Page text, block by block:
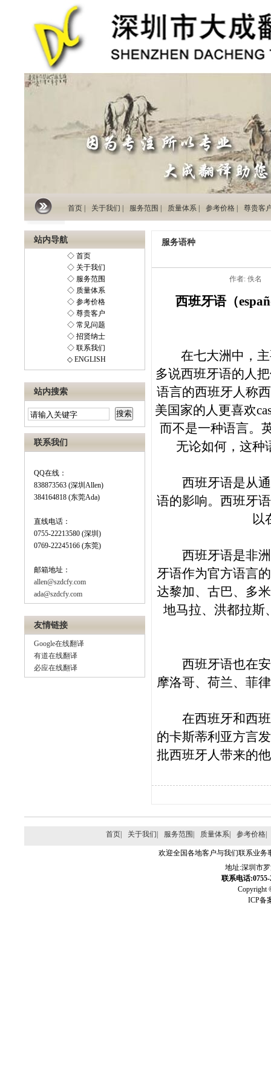
首页 | 关于我们 | 服务范围 | 质量体系 | 参考价格 | 尊贵客
站内导航
◇ 首页
◇ 关于我们
◇ 服务范围
◇ 质量体系
◇ 参考价格
◇ 尊贵客户
◇ 常见问题
◇ 招贤纳士
◇ 联系我们
◇ ENGLISH
站内搜索
联系我们
QQ在线：
838873563 (深圳Allen)
384164818 (东莞Ada)
直线电话：
0755-22213580 (深圳)
0769-22245166 (东莞)
邮箱地址：
allen@szdcfy.com
ada@szdcfy.com
友情链接
Google在线翻译
有道在线翻译
必应在线翻译
服务语种
作者: 佚名
西班牙语（
在七大洲中，主
多说西班牙语的人
语言的西班牙人称
美国家的人更喜欢
而不是一种语言。
无论如何，这种
西班牙语是从通
语的影响。西班牙
以
西班牙语是非洲
牙语作为官方语言
达黎加、古巴、多
地马拉、洪都拉斯
西班牙语也在安
摩洛哥、荷兰、菲
在西班牙和西班
的卡斯蒂利亚方言
批西班牙人带来的
首页| 关于我们| 服务范围| 质量体系| 参考价格|
欢迎全国各地客户与我们联系业
地址:深圳市
联系电话
Copyright
ICP备